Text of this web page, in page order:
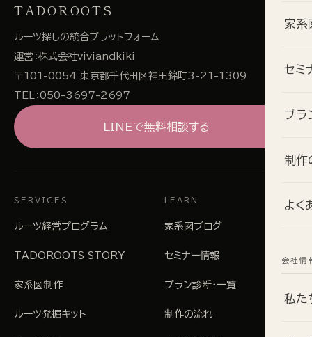
家系
セミ
プラ
制作
よく
会社情
私た
TADOROOTS
ルーツ探しの統合プラットフォーム
運営：株式会社viviandkiki
〒101-0054 東京都千代田区神田錦町3-21-1309
TEL：050-3697-2697
LINEで無料相談する
SERVICES
ルーツ経営プログラム
TADOROOTS STORY
家系図制作
ルーツ発掘キット
LEARN
家系図ブログ
セミナー情報
プラン診断・一覧
制作の流れ